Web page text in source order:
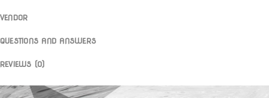
VENDOR
QUESTIONS AND ANSWERS
REVIEWS (0)